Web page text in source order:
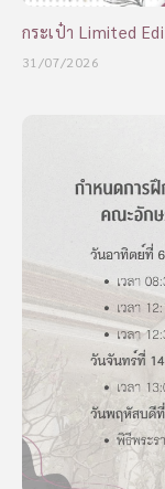
กระเป๋า Limited
31/07/2026